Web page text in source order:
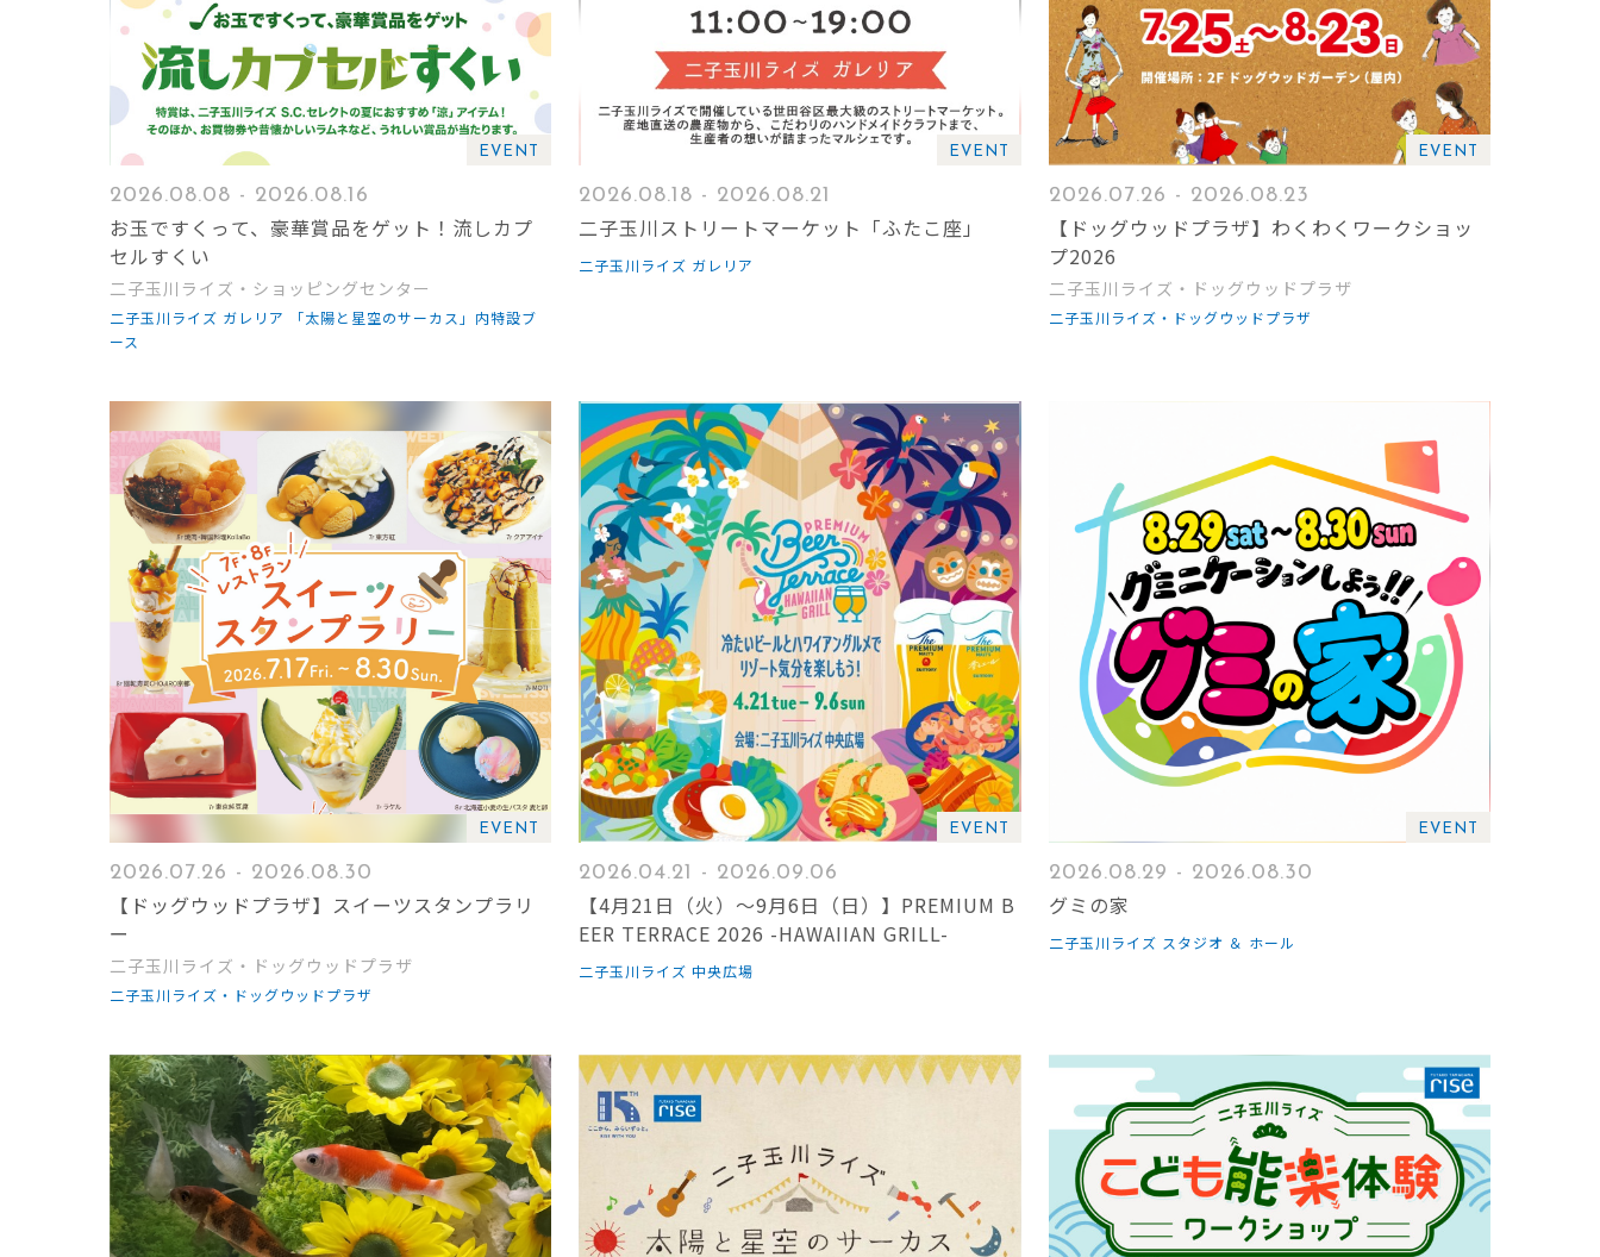
EVENT
2026.08.08 - 2026.08.16
お玉ですくって、豪華賞品をゲット！流しカプ
セルすくい
二子玉川ライズ・ショッピングセンター
二子玉川ライズ ガレリア 「太陽と星空のサーカス」内特設ブ
ース
EVENT
2026.08.18 - 2026.08.21
二子玉川ストリートマーケット「ふたこ座」
二子玉川ライズ ガレリア
EVENT
2026.07.26 - 2026.08.23
【ドッグウッドプラザ】わくわくワークショッ
プ2026
二子玉川ライズ・ドッグウッドプラザ
二子玉川ライズ・ドッグウッドプラザ
EVENT
2026.07.26 - 2026.08.30
【ドッグウッドプラザ】スイーツスタンプラリ
ー
二子玉川ライズ・ドッグウッドプラザ
二子玉川ライズ・ドッグウッドプラザ
EVENT
2026.04.21 - 2026.09.06
【4月21日（火）～9月6日（日）】PREMIUM B
EER TERRACE 2026 -HAWAIIAN GRILL-
二子玉川ライズ 中央広場
EVENT
2026.08.29 - 2026.08.30
グミの家
二子玉川ライズ スタジオ ＆ ホール